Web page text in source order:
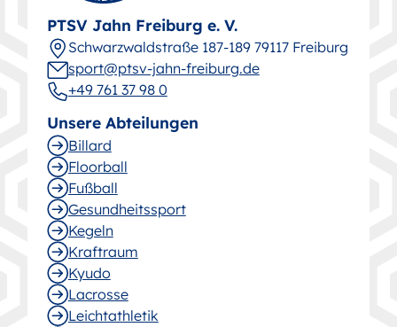
PTSV Jahn Freiburg e. V.
Schwarz­wald­straße 187-189 79117 Freiburg
sport@ptsv-jahn-freiburg.de
+49 761 37 98 0
Unsere Abteilungen
Billard
Floorball
Fußball
Gesund­heitssport
Kegeln
Kraftraum
Kyudo
Lacrosse
Leichtathletik